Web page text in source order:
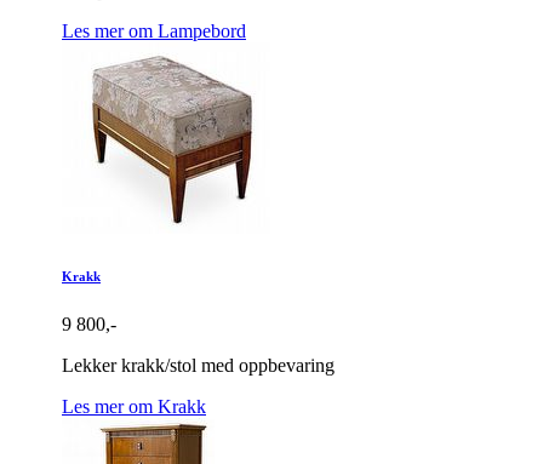
Les mer om Lampebord
Krakk
9 800,-
Lekker krakk/stol med oppbevaring
Les mer om Krakk